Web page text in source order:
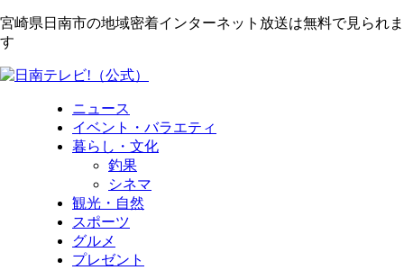
宮崎県日南市の地域密着インターネット放送は無料で見られま
す
ニュース
イベント・バラエティ
暮らし・文化
釣果
シネマ
観光・自然
スポーツ
グルメ
プレゼント